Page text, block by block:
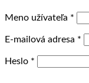
Meno užívateľa *
E-mailová adresa *
Heslo *